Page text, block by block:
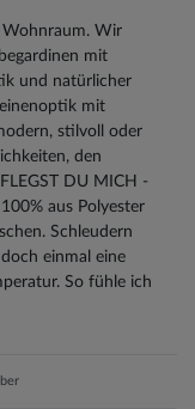
Wohnraum. Wir
mit
und natürlicher
mit
stilvoll oder
den
DU MICH -
aus Polyester
Schleudern
einmal eine
So fühle ich